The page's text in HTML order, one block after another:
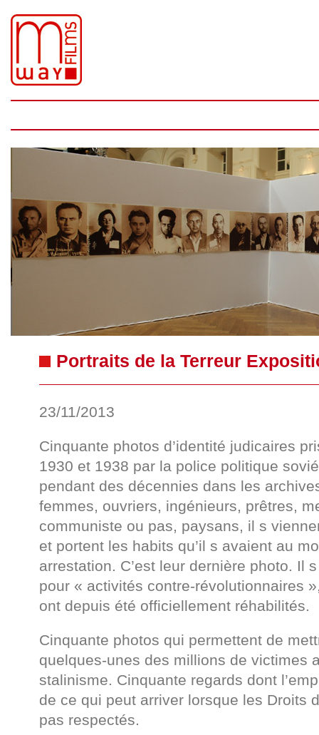
Portraits de la Terreur
23/11/2013
Cinquante photos d’identité judicaires
1930 et 1938 par la police politique
pendant des décennies dans les
femmes, ouvriers, ingénieurs, prêtres,
communiste ou pas, paysans, il s
et portent les habits qu’il s avaient au
arrestation. C’est leur dernière photo. Il
pour « activités contre-révolutionnaires
ont depuis été officiellement réhabilités.
Cinquante photos qui permettent de
quelques-unes des millions de victimes
stalinisme. Cinquante regards dont
de ce qui peut arriver lorsque les Droits
pas respectés.